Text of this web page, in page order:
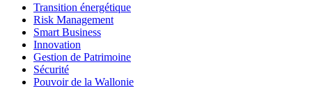
Transition énergétique
Risk Management
Smart Business
Innovation
Gestion de Patrimoine
Sécurité
Pouvoir de la Wallonie